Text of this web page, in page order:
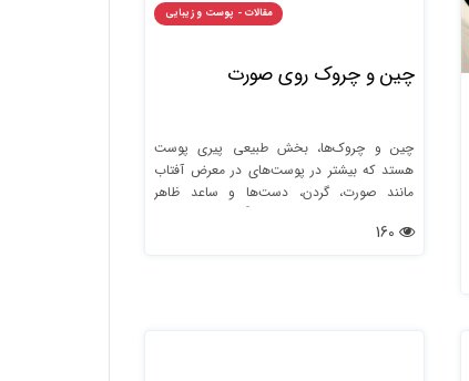
مقالات - پوست و زیبایی
چین و چروک روی صورت
چین و چروک‌ها، بخش طبیعی پیری پوست
هستد که بیشتر در پوست‌های در معرض آفتاب
مانند صورت، گردن، دست‌ها و ساعد ظاهر
می‌شوند. اگرچه ژنتیک عمدتاً ساختار و بافت
پوست را تعیین می کند، قرار گرفتن در معرض نور
160